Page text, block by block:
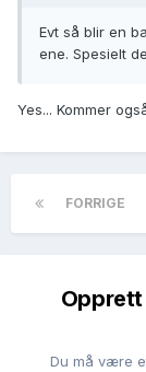
Evt så blir en
ene. Spesielt
Yes... Kommer
FORRIGE
Opprett
Du må være